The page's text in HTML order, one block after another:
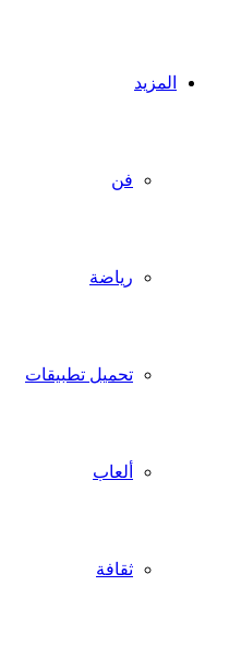
المزيد
فن
رياضة
تحميل تطبيقات
ألعاب
ثقافة